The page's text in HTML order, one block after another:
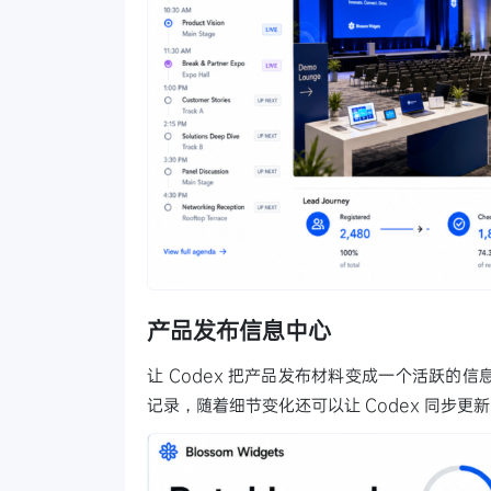
产品发布信息中心
让 Codex 把产品发布材料变成一个活跃的信
记录，随着细节变化还可以让 Codex 同步更